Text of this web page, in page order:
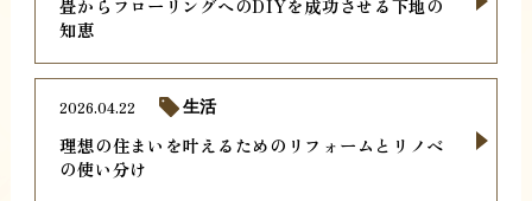
畳からフローリングへのDIYを成功させる下地の
知恵
理想の住まいを叶えるためのリフォームとリノベ
の使い分け
2026.04.22 生活